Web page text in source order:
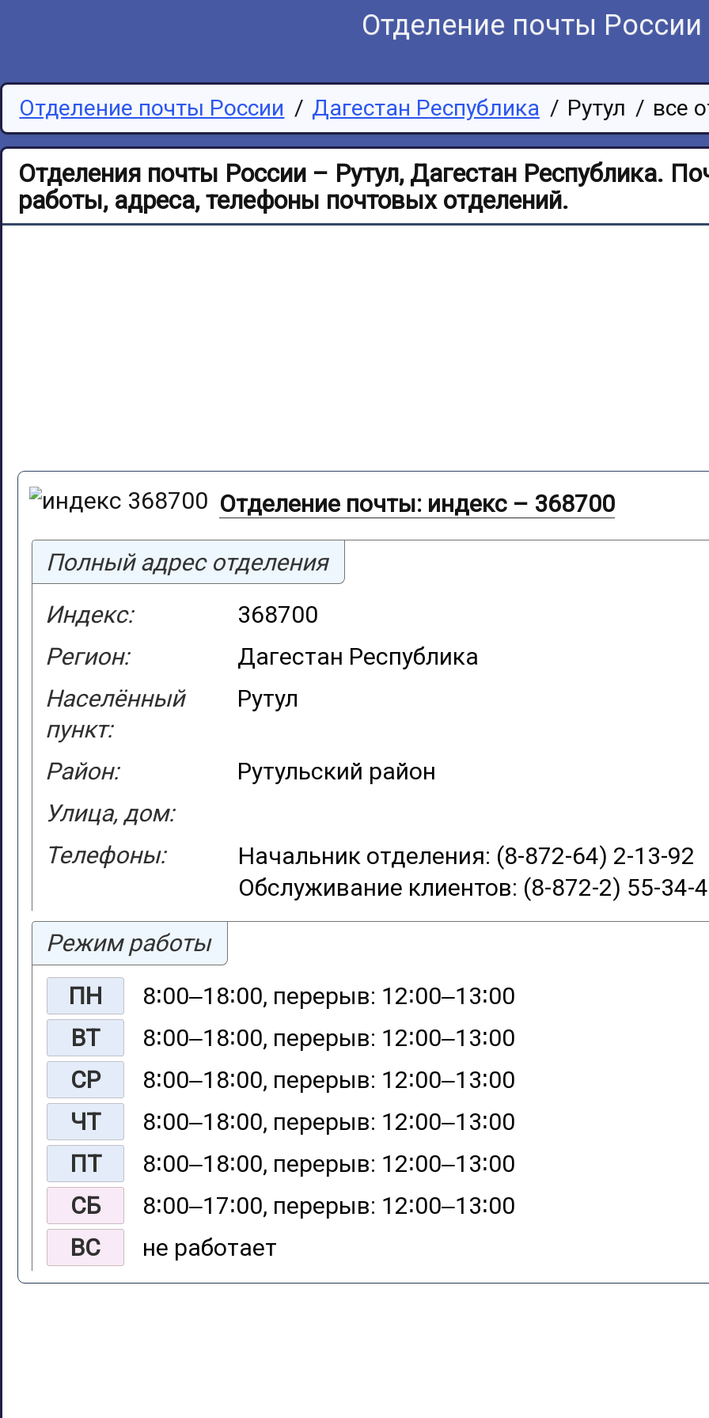
Отделение почты России
Отделение почты России / Дагестан Республика / Рутул / все
Отделения почты России – Рутул, Дагестан Республика.
работы, адреса, телефоны почтовых отделений.
Отделение почты: индекс – 368700
Полный адрес отделения
Индекс:
368700
Регион:
Дагестан Республика
Населённый
пункт:
Рутул
Район:
Рутульский район
Улица, дом:
Телефоны:
Начальник отделения: (8-872-64) 2-13-92
Обслуживание клиентов: (8-872-2) 55-34-
Режим работы
ПН
8∶00‒18∶00, перерыв: 12∶00‒13∶00
ВТ
8∶00‒18∶00, перерыв: 12∶00‒13∶00
СР
8∶00‒18∶00, перерыв: 12∶00‒13∶00
ЧТ
8∶00‒18∶00, перерыв: 12∶00‒13∶00
ПТ
8∶00‒18∶00, перерыв: 12∶00‒13∶00
СБ
8∶00‒17∶00, перерыв: 12∶00‒13∶00
ВС
не работает